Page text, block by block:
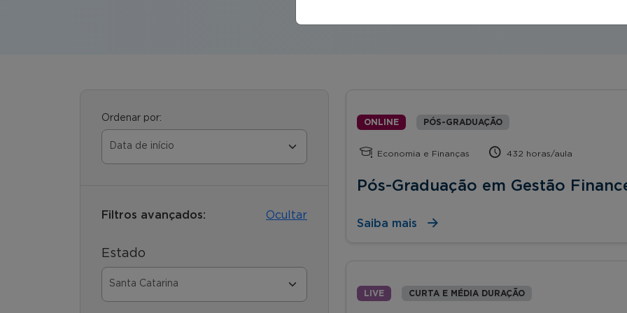
Ordenar por:
Filtros avançados: Ocultar
Estado
ONLINE PÓS-GRADUAÇÃO
Economia e Finanças 432 horas/aula
Pós-Graduação em Gestão
Saiba mais
LIVE CURTA E MÉDIA DURAÇÃO